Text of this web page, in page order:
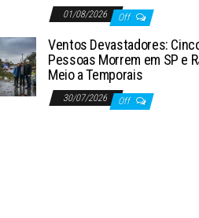
01/08/2026 Off
Ventos Devastadores:
Pessoas Morrem em SP e
Meio a Temporais
30/07/2026 Off